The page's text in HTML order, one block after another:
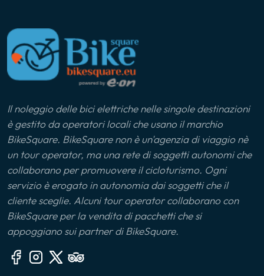
Il noleggio delle bici elettriche nelle singole destinazioni
è gestito da operatori locali che usano il marchio
BikeSquare. BikeSquare non è un'agenzia di viaggio nè
un tour operator, ma una rete di soggetti autonomi che
collaborano per promuovere il cicloturismo. Ogni
servizio è erogato in autonomia dai soggetti che il
cliente sceglie. Alcuni tour operator collaborano con
BikeSquare per la vendita di pacchetti che si
appoggiano sui partner di BikeSquare.